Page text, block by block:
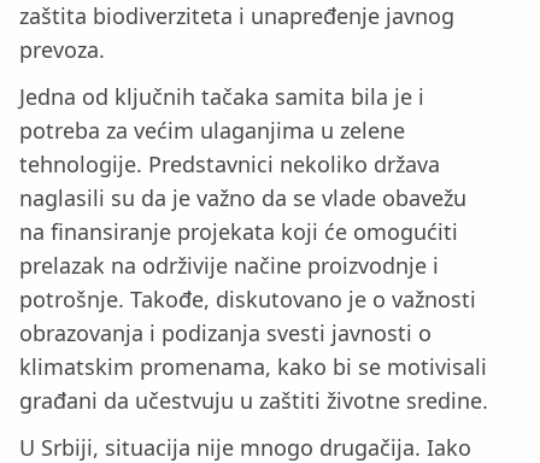
zaštita biodiverziteta i unapređenje javnog
prevoza.
Jedna od ključnih tačaka samita bila je i
potreba za većim ulaganjima u zelene
tehnologije. Predstavnici nekoliko država
naglasili su da je važno da se vlade obavežu
na finansiranje projekata koji će omogućiti
prelazak na održivije načine proizvodnje i
potrošnje. Takođe, diskutovano je o važnosti
obrazovanja i podizanja svesti javnosti o
klimatskim promenama, kako bi se motivisali
građani da učestvuju u zaštiti životne sredine.
U Srbiji, situacija nije mnogo drugačija. Iako